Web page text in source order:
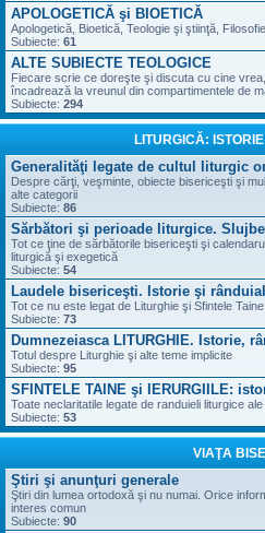
APOLOGETICĂ şi BIOETICĂ
Apologetică, Bioetică, Teologie şi ştiinţă,
Subiecte: 61
ALTE SUBIECTE TEOLOGICE
Fiecare scrie ce doreşte şi discuta cu cine
încadrează la vreunul din compartimentele de
Subiecte: 294
LITURGICĂ:
Generalităţi legate de cultul liturgic
Despre cărţi, veşminte, obiecte bisericeşti şi
alte categorii
Subiecte: 86
Sărbători şi perioade liturgice.
Tot ce ţine de sărbătorile bisericeşti şi
liturgică şi exegetică
Subiecte: 54
Laudele bisericeşti. Istorie şi
Tot ce nu este legat de Liturghie şi Sfintele Taine
Subiecte: 73
Dumnezeiasca LITURGHIE. Istorie,
Totul despre Liturghie şi alte teme implicite
Subiecte: 95
SFINTELE TAINE şi IERURGIILE:
Toate neclaritatile legate de randuieli liturgice
Subiecte: 53
VIAŢA
Ştiri şi anunţuri generale
Ştiri din lumea ortodoxă şi nu numai. Orice
interes comun
Subiecte: 90